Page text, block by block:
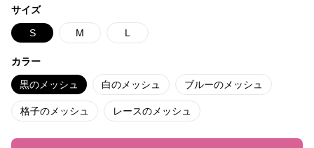
サイズ
S M L
カラー
黒のメッシュ 白のメッシュ ブルーのメッシュ
格子のメッシュ レースのメッシュ